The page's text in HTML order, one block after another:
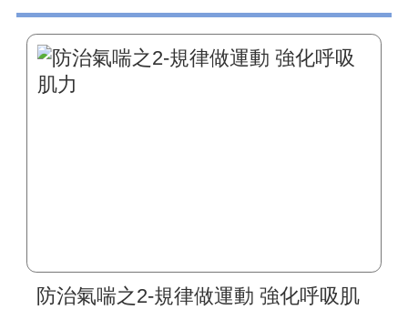
防治氣喘之2-規律做運動 強化呼吸肌